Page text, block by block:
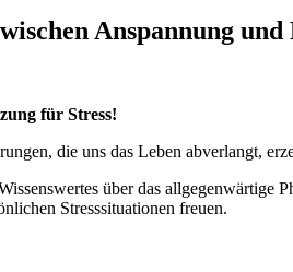
Anspannung
für Stress!
die uns das Leben abverlangt,
über das allgegenwärtige
Stresssituationen freuen.